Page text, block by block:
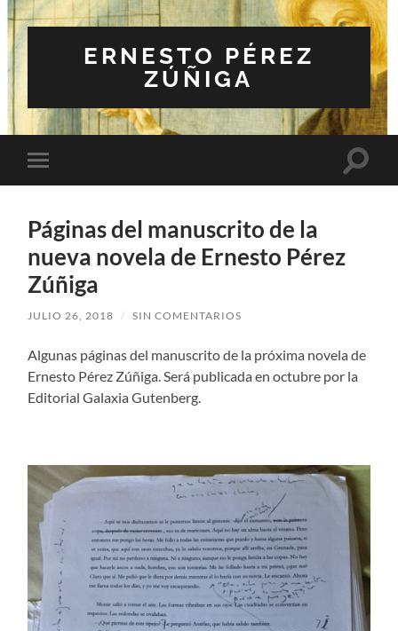
ERNESTO PÉREZ
ZÚÑIGA
Alternar
el
móvil
Páginas del manuscrito de la
nueva novela de Ernesto Pérez
Zúñiga
JULIO 26, 2018 / SIN COMENTARIOS
Algunas páginas del manuscrito de la próxima novela de
Ernesto Pérez Zúñiga. Será publicada en octubre por la
Editorial Galaxia Gutenberg.